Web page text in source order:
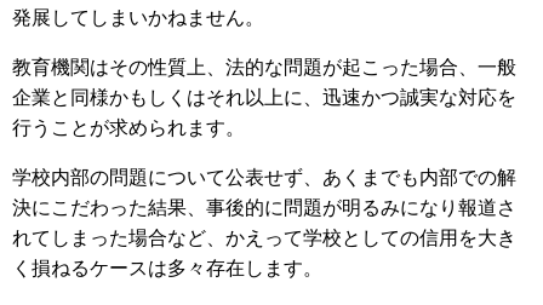
発展してしまいかねません。
教育機関はその性質上、法的な問題が起こった場合、一般
企業と同様かもしくはそれ以上に、迅速かつ誠実な対応を
行うことが求められます。
学校内部の問題について公表せず、あくまでも内部での解
決にこだわった結果、事後的に問題が明るみになり報道さ
れてしまった場合など、かえって学校としての信用を大き
く損ねるケースは多々存在します。